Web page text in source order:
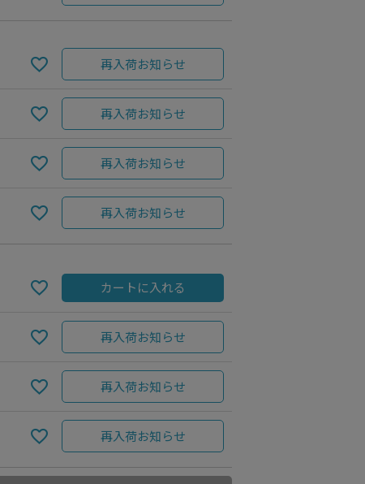
再入荷お知らせ
再入荷お知らせ
再入荷お知らせ
再入荷お知らせ
カートに入れる
再入荷お知らせ
再入荷お知らせ
再入荷お知らせ